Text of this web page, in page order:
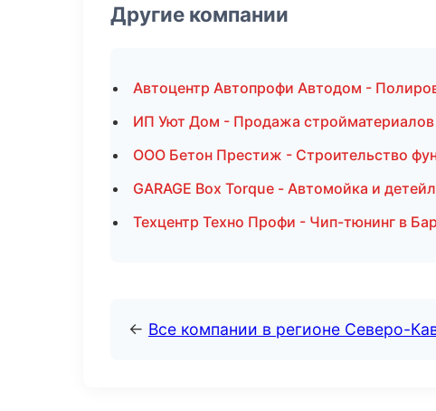
Другие компании
Автоцентр Автопрофи Автодом -
ИП Уют Дом - Продажа стройматериалов
ООО Бетон Престиж - Строительство
GARAGE Box Torque - Автомойка и
Техцентр Техно Профи - Чип-тюнинг в
← Все компании в регионе Северо-